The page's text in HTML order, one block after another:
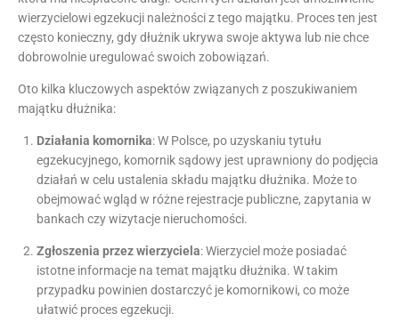
wierzycielowi egzekucji należności z tego majątku. Proces ten jest
często konieczny, gdy dłużnik ukrywa swoje aktywa lub nie chce
dobrowolnie uregulować swoich zobowiązań.
Oto kilka kluczowych aspektów związanych z poszukiwaniem
majątku dłużnika:
Działania komornika: W Polsce, po uzyskaniu tytułu
egzekucyjnego, komornik sądowy jest uprawniony do podjęcia
działań w celu ustalenia składu majątku dłużnika. Może to
obejmować wgląd w różne rejestracje publiczne, zapytania w
bankach czy wizytacje nieruchomości.
Zgłoszenia przez wierzyciela: Wierzyciel może posiadać
istotne informacje na temat majątku dłużnika. W takim
przypadku powinien dostarczyć je komornikowi, co może
ułatwić proces egzekucji.